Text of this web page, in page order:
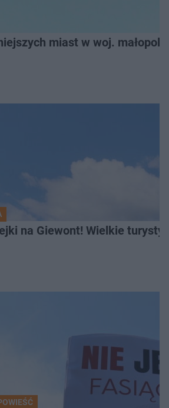
miast w woj.
na Giewont! Wielkie